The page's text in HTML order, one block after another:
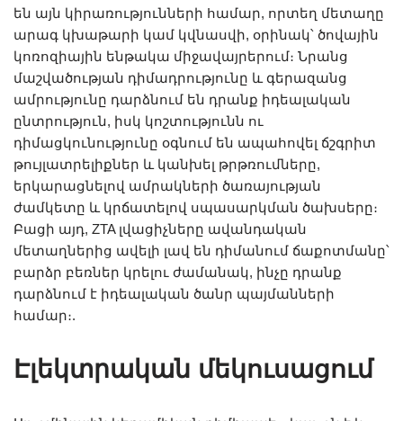
են այն կիրառությունների համար, որտեղ մետաղը
արագ կխաթարի կամ կվնասվի, օրինակ՝ ծովային
կոռոզիային ենթակա միջավայրերում։ Նրանց
մաշվածության դիմադրությունը և գերազանց
ամրությունը դարձնում են դրանք իդեալական
ընտրություն, իսկ կոշտությունն ու
դիմացկունությունը օգնում են ապահովել ճշգրիտ
թույլատրելիքներ և կանխել թրթռումները,
երկարացնելով ամրակների ծառայության
ժամկետը և կրճատելով սպասարկման ծախսերը։
Բացի այդ, ZTA լվացիչները ավանդական
մետաղներից ավելի լավ են դիմանում ճաքոտմանը՝
բարձր բեռներ կրելու ժամանակ, ինչը դրանք
դարձնում է իդեալական ծանր պայմանների
համար։.
Էլեկտրական մեկուսացում